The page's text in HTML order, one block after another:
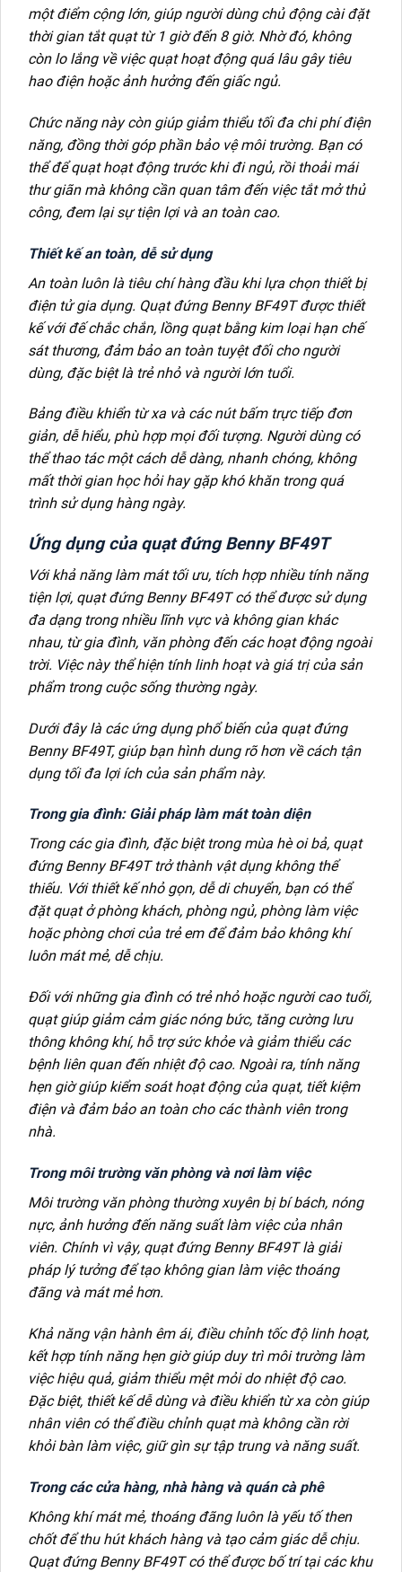
một điểm cộng lớn, giúp người dùng chủ động cài đặt
thời gian tắt quạt từ 1 giờ đến 8 giờ. Nhờ đó, không
còn lo lắng về việc quạt hoạt động quá lâu gây tiêu
hao điện hoặc ảnh hưởng đến giấc ngủ.
Chức năng này còn giúp giảm thiểu tối đa chi phí điện
năng, đồng thời góp phần bảo vệ môi trường. Bạn có
thể để quạt hoạt động trước khi đi ngủ, rồi thoải mái
thư giãn mà không cần quan tâm đến việc tắt mở thủ
công, đem lại sự tiện lợi và an toàn cao.
Thiết kế an toàn, dễ sử dụng
An toàn luôn là tiêu chí hàng đầu khi lựa chọn thiết bị
điện tử gia dụng. Quạt đứng Benny BF49T được thiết
kế với đế chắc chắn, lồng quạt bằng kim loại hạn chế
sát thương, đảm bảo an toàn tuyệt đối cho người
dùng, đặc biệt là trẻ nhỏ và người lớn tuổi.
Bảng điều khiển từ xa và các nút bấm trực tiếp đơn
giản, dễ hiểu, phù hợp mọi đối tượng. Người dùng có
thể thao tác một cách dễ dàng, nhanh chóng, không
mất thời gian học hỏi hay gặp khó khăn trong quá
trình sử dụng hàng ngày.
Ứng dụng của quạt đứng Benny BF49T
Với khả năng làm mát tối ưu, tích hợp nhiều tính năng
tiện lợi, quạt đứng Benny BF49T có thể được sử dụng
đa dạng trong nhiều lĩnh vực và không gian khác
nhau, từ gia đình, văn phòng đến các hoạt động ngoài
trời. Việc này thể hiện tính linh hoạt và giá trị của sản
phẩm trong cuộc sống thường ngày.
Dưới đây là các ứng dụng phổ biến của quạt đứng
Benny BF49T, giúp bạn hình dung rõ hơn về cách tận
dụng tối đa lợi ích của sản phẩm này.
Trong gia đình: Giải pháp làm mát toàn diện
Trong các gia đình, đặc biệt trong mùa hè oi bả, quạt
đứng Benny BF49T trở thành vật dụng không thể
thiếu. Với thiết kế nhỏ gọn, dễ di chuyển, bạn có thể
đặt quạt ở phòng khách, phòng ngủ, phòng làm việc
hoặc phòng chơi của trẻ em để đảm bảo không khí
luôn mát mẻ, dễ chịu.
Đối với những gia đình có trẻ nhỏ hoặc người cao tuổi,
quạt giúp giảm cảm giác nóng bức, tăng cường lưu
thông không khí, hỗ trợ sức khỏe và giảm thiểu các
bệnh liên quan đến nhiệt độ cao. Ngoài ra, tính năng
hẹn giờ giúp kiểm soát hoạt động của quạt, tiết kiệm
điện và đảm bảo an toàn cho các thành viên trong
nhà.
Trong môi trường văn phòng và nơi làm việc
Môi trường văn phòng thường xuyên bị bí bách, nóng
nực, ảnh hưởng đến năng suất làm việc của nhân
viên. Chính vì vậy, quạt đứng Benny BF49T là giải
pháp lý tưởng để tạo không gian làm việc thoáng
đãng và mát mẻ hơn.
Khả năng vận hành êm ái, điều chỉnh tốc độ linh hoạt,
kết hợp tính năng hẹn giờ giúp duy trì môi trường làm
việc hiệu quả, giảm thiểu mệt mỏi do nhiệt độ cao.
Đặc biệt, thiết kế dễ dùng và điều khiển từ xa còn giúp
nhân viên có thể điều chỉnh quạt mà không cần rời
khỏi bàn làm việc, giữ gìn sự tập trung và năng suất.
Trong các cửa hàng, nhà hàng và quán cà phê
Không khí mát mẻ, thoáng đãng luôn là yếu tố then
chốt để thu hút khách hàng và tạo cảm giác dễ chịu.
Quạt đứng Benny BF49T có thể được bố trí tại các khu